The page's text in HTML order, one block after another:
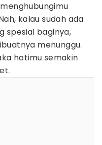
kalau sudah ada
spesial baginya,
menunggu.
hatimu semakin